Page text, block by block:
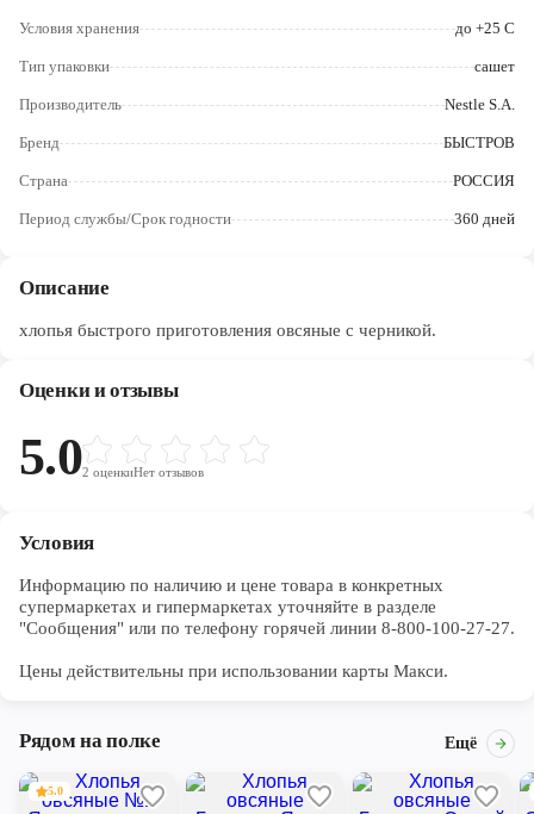
Условия хранения до +25 C
Тип упаковки сашет
Производитель Nestle S.A.
Бренд БЫСТРОВ
Страна РОССИЯ
Период службы/Срок годности 360 дней
Описание
хлопья быстрого приготовления овсяные с черникой.
Оценки и отзывы
5.02 оценкиНет отзывов
Условия
Информацию по наличию и цене товара в конкретных
супермаркетах и гипермаркетах уточняйте в разделе
"Сообщения" или по телефону горячей линии 8-800-100-27-27.
Цены действительны при использовании карты Макси.
Рядом на полке Ещё
5.0